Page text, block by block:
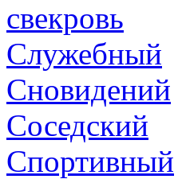
свекровь
Служебный
Сновидений
Соседский
Спортивный